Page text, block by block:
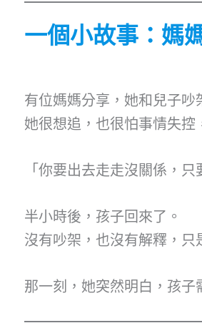
一個小故事：媽
有位媽媽分享，她和兒子吵
她很想追，也很怕事情失控
「你要出去走走沒關係，
半小時後，孩子回來了。
沒有吵架，也沒有解釋，只
那一刻，她突然明白，孩子